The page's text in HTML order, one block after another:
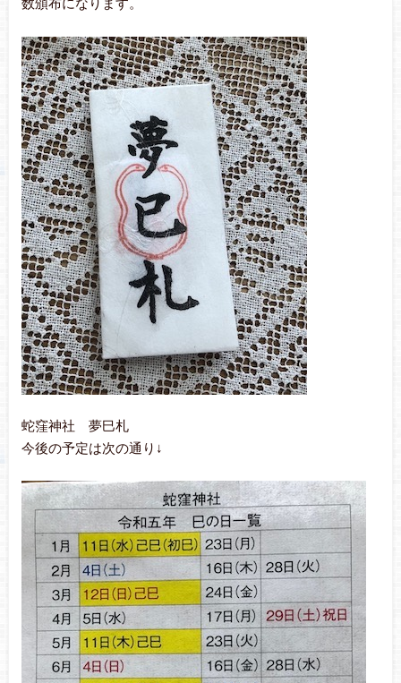
蛇窪神社 夢巳札
今後の予定は次の通り↓